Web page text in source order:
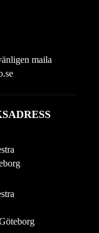
maila